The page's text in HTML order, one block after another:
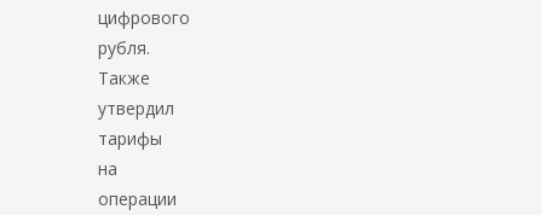
цифрового
рубля.
Также
утвердил
тарифы
на
операции